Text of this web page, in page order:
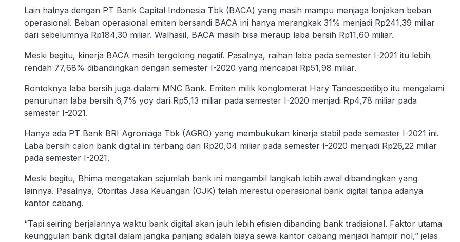
Lain halnya dengan PT Bank Capital Indonesia Tbk (BACA) yang masih mampu menjaga lonjakan beban
operasional. Beban operasional emiten bersandi BACA ini hanya merangkak 31% menjadi Rp241,39 miliar
dari sebelumnya Rp184,30 miliar. Walhasil, BACA masih bisa meraup laba bersih Rp11,60 miliar.
Meski begitu, kinerja BACA masih tergolong negatif. Pasalnya, raihan laba pada semester I-2021 itu lebih
rendah 77,68% dibandingkan dengan semester I-2020 yang mencapai Rp51,98 miliar.
Rontoknya laba bersih juga dialami MNC Bank. Emiten milik konglomerat Hary Tanoesoedibjo itu mengalami
penurunan laba bersih 6,7% yoy dari Rp5,13 miliar pada semester I-2020 menjadi Rp4,78 miliar pada
semester I-2021.
Hanya ada PT Bank BRI Agroniaga Tbk (AGRO) yang membukukan kinerja stabil pada semester I-2021 ini.
Laba bersih calon bank digital ini terbang dari Rp20,04 miliar pada semester I-2020 menjadi Rp26,22 miliar
pada semester I-2021.
Meski begitu, Bhima mengatakan sejumlah bank ini mengambil langkah lebih awal dibandingkan yang
lainnya. Pasalnya, Otoritas Jasa Keuangan (OJK) telah merestui operasional bank digital tanpa adanya
kantor cabang.
“Tapi seiring berjalannya waktu bank digital akan jauh lebih efisien dibanding bank tradisional. Faktor utama
keunggulan bank digital dalam jangka panjang adalah biaya sewa kantor cabang menjadi hampir nol,” jelas